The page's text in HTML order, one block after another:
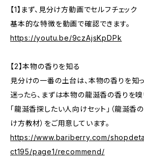
【1】まず、見分け方動画でセルフチェック
基本的な特徴を動画で確認できます。
https://youtu.be/9czAjsKpDPk
【2】本物の香りを知る
見分けの一番の土台は、本物の香りを知っ
迷ったら、まずは本物の龍涎香の香りを嗅
「龍涎香探したい人向けセット」（龍涎香
け方教材）をご用意しています。
https://www.bariberry.com/
ct195/page1/recommend/